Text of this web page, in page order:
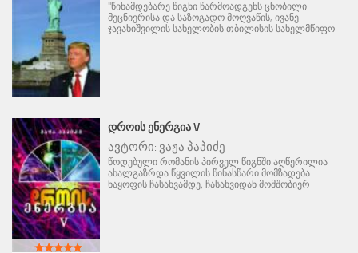
"წინამდებარე წიგნი წარმოადგენს ცნობილი
მეცნიერისა და საზოგადო მოღვაწის, ივანე
ჯავახიშვილის სახელობის თბილისის სახელმწიფო
ᲓᲠᲝᲘᲡ ᲔᲜᲔᲠᲒᲘᲐ V
ავტორი: ვაჟა პაპიძე
წოდებული რომანის პირველ წიგნში აღწერილია
ახალგაზრდა წყვილის წინასწარი მომზადება
ნაყოფის ჩასახვამდე; ჩასახვიდან მომშობიერ